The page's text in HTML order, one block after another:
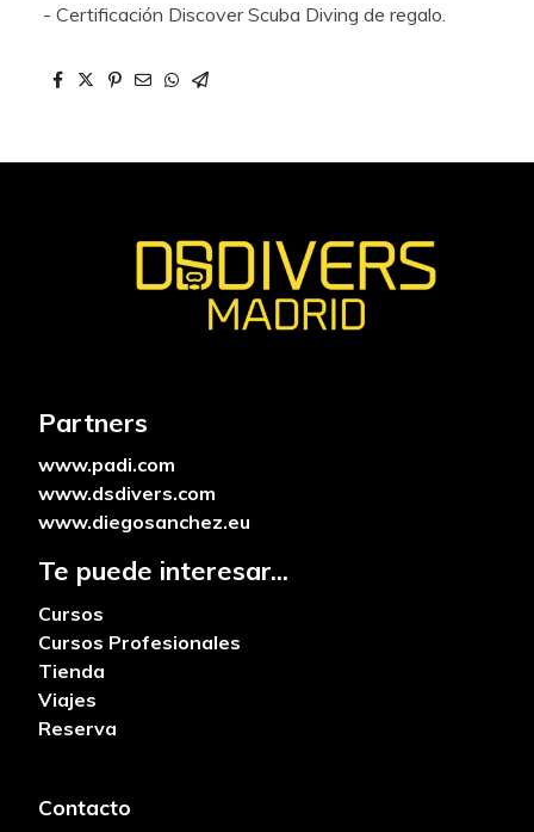
- Certificación Discover Scuba Diving de regalo.
Partners
www.padi.com
www.dsdivers.com
www.diegosanchez.eu
Te puede interesar...
Cursos
Cursos Profesionales
Tienda
Viajes
Reserva
Contacto